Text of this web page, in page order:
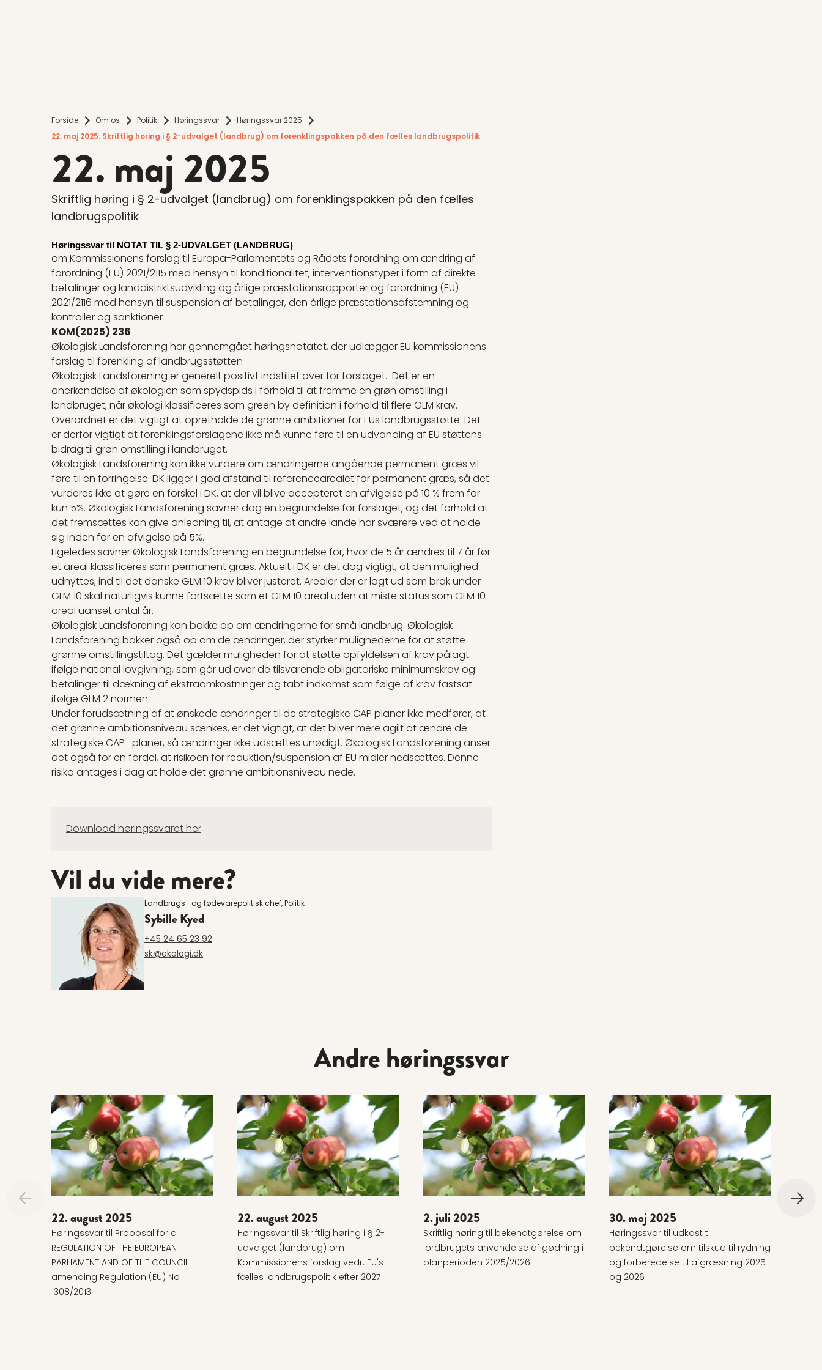
Forside Om os Politik Høringssvar
Høringssvar 2025
22. maj 2025: Skriftlig høring i § 2-udvalget (landbrug) om forenklingspakken på den fælles landbrugspolitik
22. maj 2025
Skriftlig høring i § 2-udvalget (landbrug) om forenklingspakken på den fælles
landbrugspolitik
Høringssvar til NOTAT TIL § 2-UDVALGET (LANDBRUG)
om Kommissionens forslag til Europa-Parlamentets og Rådets forordning om ændring af
forordning (EU) 2021/2115 med hensyn til konditionalitet, interventionstyper i form af direkte
betalinger og landdistriktsudvikling og årlige præstationsrapporter og forordning (EU)
2021/2116 med hensyn til suspension af betalinger, den årlige præstationsafstemning og
kontroller og sanktioner
KOM(2025) 236
Økologisk Landsforening har gennemgået høringsnotatet, der udlægger EU kommissionens
forslag til forenkling af landbrugsstøtten
Økologisk Landsforening er generelt positivt indstillet over for forslaget. Det er en
anerkendelse af økologien som spydspids i forhold til at fremme en grøn omstilling i
landbruget, når økologi klassificeres som green by definition i forhold til flere GLM krav.
Overordnet er det vigtigt at opretholde de grønne ambitioner for EUs landbrugsstøtte. Det
er derfor vigtigt at forenklingsforslagene ikke må kunne føre til en udvanding af EU støttens
bidrag til grøn omstilling i landbruget.
Økologisk Landsforening kan ikke vurdere om ændringerne angående permanent græs vil
føre til en forringelse. DK ligger i god afstand til referencearealet for permanent græs, så det
vurderes ikke at gøre en forskel i DK, at der vil blive accepteret en afvigelse på 10 % frem for
kun 5%. Økologisk Landsforening savner dog en begrundelse for forslaget, og det forhold at
det fremsættes kan give anledning til, at antage at andre lande har sværere ved at holde
sig inden for en afvigelse på 5%.
Ligeledes savner Økologisk Landsforening en begrundelse for, hvor de 5 år ændres til 7 år før
et areal klassificeres som permanent græs. Aktuelt i DK er det dog vigtigt, at den mulighed
udnyttes, ind til det danske GLM 10 krav bliver justeret. Arealer der er lagt ud som brak under
GLM 10 skal naturligvis kunne fortsætte som et GLM 10 areal uden at miste status som GLM 10
areal uanset antal år.
Økologisk Landsforening kan bakke op om ændringerne for små landbrug. Økologisk
Landsforening bakker også op om de ændringer, der styrker mulighederne for at støtte
grønne omstillingstiltag. Det gælder muligheden for at støtte opfyldelsen af krav pålagt
ifølge national lovgivning, som går ud over de tilsvarende obligatoriske minimumskrav og
betalinger til dækning af ekstraomkostninger og tabt indkomst som følge af krav fastsat
ifølge GLM 2 normen.
Under forudsætning af at ønskede ændringer til de strategiske CAP planer ikke medfører, at
det grønne ambitionsniveau sænkes, er det vigtigt, at det bliver mere agilt at ændre de
strategiske CAP- planer, så ændringer ikke udsættes unødigt. Økologisk Landsforening anser
det også for en fordel, at risikoen for reduktion/suspension af EU midler nedsættes. Denne
risiko antages i dag at holde det grønne ambitionsniveau nede.
Download høringssvaret her
Vil du vide mere?
Landbrugs- og fødevarepolitisk chef, Politik
Sybille Kyed
+45 24 65 23 92
sk@okologi.dk
Andre høringssvar
Læs mere om 22. august 2025
22. august 2025
Høringssvar til Proposal for a
REGULATION OF THE EUROPEAN
PARLIAMENT AND OF THE COUNCIL
amending Regulation (EU) No
1308/2013
Læs mere om 22. august 2025
22. august 2025
Høringssvar til Skriftlig høring i § 2-
udvalget (landbrug) om
Kommissionens forslag vedr. EU's
fælles landbrugspolitik efter 2027
Læs mere om 2. juli 2025
2. juli 2025
Skriftlig høring til bekendtgørelse om
jordbrugets anvendelse af gødning i
planperioden 2025/2026.
Læs mere om 30. maj 2025
30. maj 2025
Høringssvar til udkast til
bekendtgørelse om tilskud til rydning
og forberedelse til afgræsning 2025
og 2026